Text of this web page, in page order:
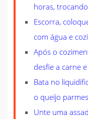
horas,
Escorra,
com água e
Após o
desfie a carne
Bata no
o queijo
Unte uma